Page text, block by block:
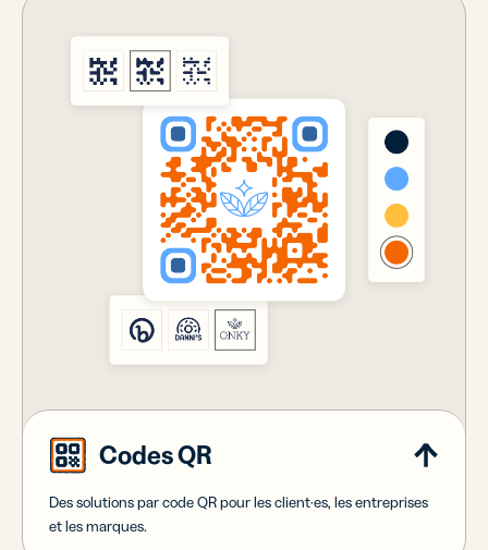
Codes QR
Des solutions par code QR pour les client·es, les entreprises
et les marques.